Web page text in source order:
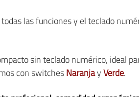
las funciones y el teclado
sin teclado numérico, ideal
con switchesNaranjayVerde.